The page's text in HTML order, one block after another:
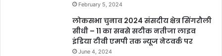
February 5, 2024
लोकसभा चुनाव 2024 संसदीय क्षेत्र सिंगरौली
सीधी – 11 का सबसे सटीक नतीजा लाइव
इंडिया टीवी एमपी तक न्यूज नेटवर्क पर
June 4, 2024